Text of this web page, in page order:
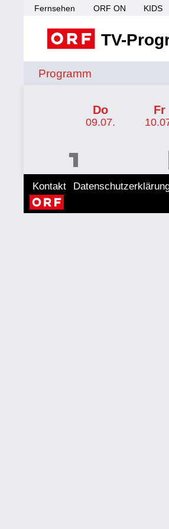
Fernsehen ORF ON KIDS
TV-
Programm
Do
09.07.
Fr
ORF 2
Kontakt